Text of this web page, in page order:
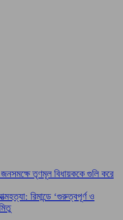
জনসমক্ষে তৃণমূল বিধায়ককে গুলি করে
রিমান্ডে ‘গুরুত্বপূর্ণ ও